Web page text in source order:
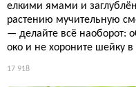
елкими ямами и
растению мучительную
— делайте всё наоборот:
око и не хороните шейку в
17 918